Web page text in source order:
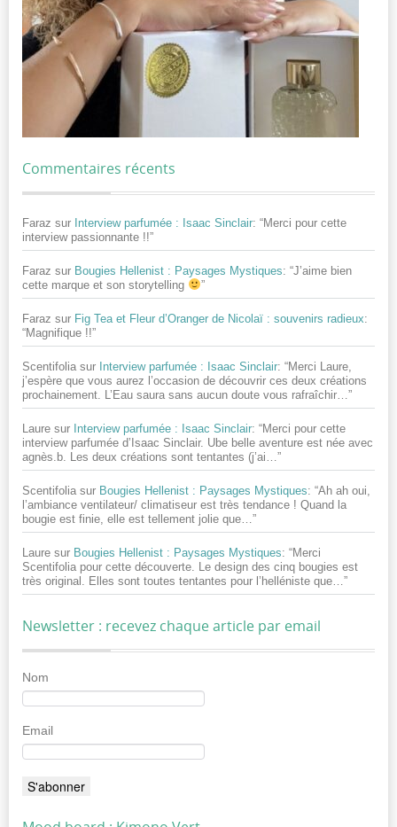
Commentaires récents
Faraz sur Interview parfumée : Isaac Sinclair: “Merci pour cette
interview passionnante !!”
Faraz sur Bougies Hellenist : Paysages Mystiques: “J’aime bien
cette marque et son storytelling
”
Faraz sur Fig Tea et Fleur d’Oranger de Nicolaï : souvenirs radieux:
“Magnifique !!”
Scentifolia sur Interview parfumée : Isaac Sinclair: “Merci Laure,
j’espère que vous aurez l’occasion de découvrir ces deux créations
prochainement. L’Eau saura sans aucun doute vous rafraîchir… ”
Laure sur Interview parfumée : Isaac Sinclair: “Merci pour cette
interview parfumée d’Isaac Sinclair. Ube belle aventure est née avec
agnès.b. Les deux créations sont tentantes (j’ai…”
Scentifolia sur Bougies Hellenist : Paysages Mystiques: “Ah ah oui,
l’ambiance ventilateur/ climatiseur est très tendance ! Quand la
bougie est finie, elle est tellement jolie que…”
Laure sur Bougies Hellenist : Paysages Mystiques: “Merci
Scentifolia pour cette découverte. Le design des cinq bougies est
très original. Elles sont toutes tentantes pour l’helléniste que…”
Newsletter : recevez chaque article par email
Nom
Email